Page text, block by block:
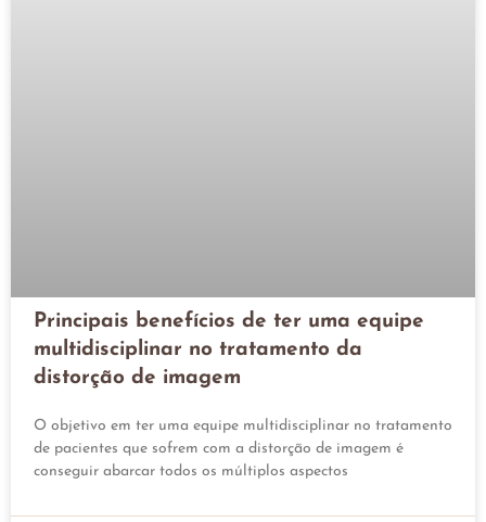
Principais benefícios de ter uma equipe
multidisciplinar no tratamento da
distorção de imagem
O objetivo em ter uma equipe multidisciplinar no tratamento
de pacientes que sofrem com a distorção de imagem é
conseguir abarcar todos os múltiplos aspectos